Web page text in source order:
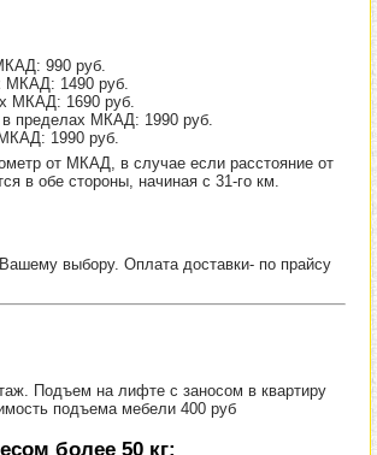
990 руб.
МКАД: 1490 руб.
МКАД: 1690 руб.
в пределах МКАД: 1990 руб.
1990 руб.
от МКАД, в случае если расстояние от
в обе стороны, начиная с 31-го км.
выбору. Оплата доставки- по прайсу
Подъем на лифте с заносом в квартиру
подъема мебели 400 руб
более 50 кг: